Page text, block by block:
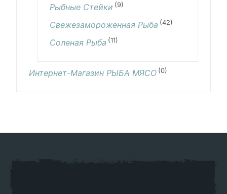
Рыбные Стейки (9)
Свежезамороженная Рыба (42)
Соленая Рыба (11)
Интернет-Магазин РЫБА МЯСО (0)